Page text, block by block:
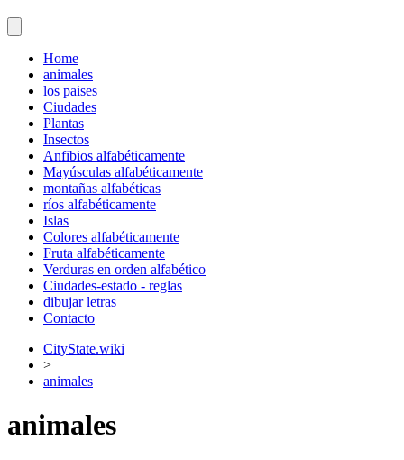
Home
animales
los paises
Ciudades
Plantas
Insectos
Anfibios alfabéticamente
Mayúsculas alfabéticamente
montañas alfabéticas
ríos alfabéticamente
Islas
Colores alfabéticamente
Fruta alfabéticamente
Verduras en orden alfabético
Ciudades-estado - reglas
dibujar letras
Contacto
CityState.wiki
>
animales
animales